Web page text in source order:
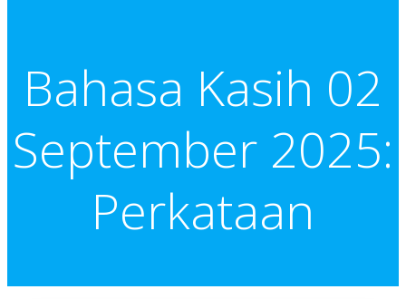
Bahasa Kasih 02
September 2025:
Perkataan